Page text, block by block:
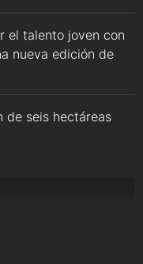
el talento joven con
nueva edición de
de seis hectáreas